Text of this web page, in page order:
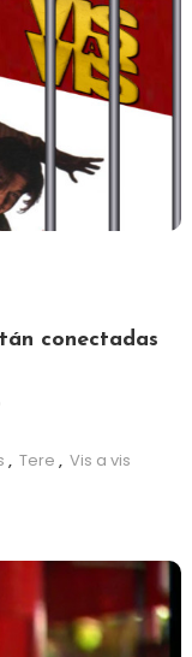
conectadas
, Tere , Vis a vis